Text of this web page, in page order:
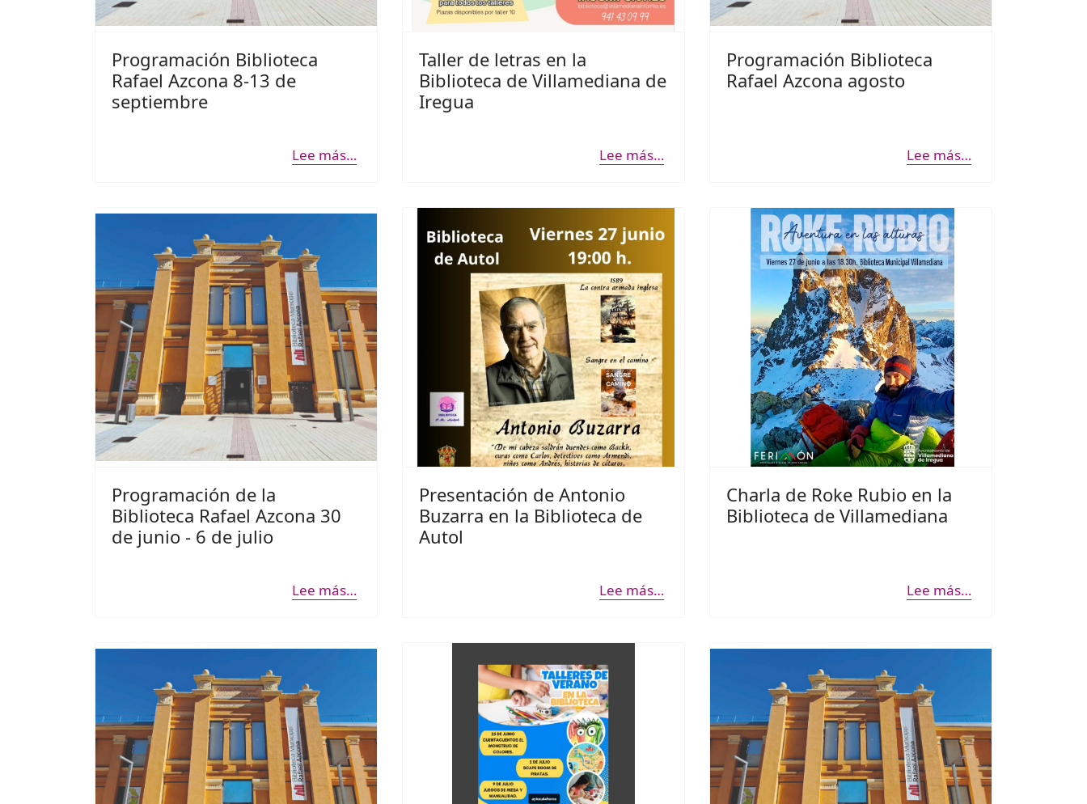
Programación Biblioteca
Rafael Azcona 8-13 de
septiembre
Lee más…
Taller de letras en la
Biblioteca de Villamediana de
Iregua
Lee más…
Programación Biblioteca
Rafael Azcona agosto
Lee más…
Programación de la
Biblioteca Rafael Azcona 30
de junio - 6 de julio
Lee más…
Presentación de Antonio
Buzarra en la Biblioteca de
Autol
Lee más…
Charla de Roke Rubio en la
Biblioteca de Villamediana
Lee más…